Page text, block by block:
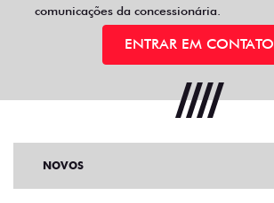
comunicações da concessionária.
ENTRAR EM CONTATO
NOVOS